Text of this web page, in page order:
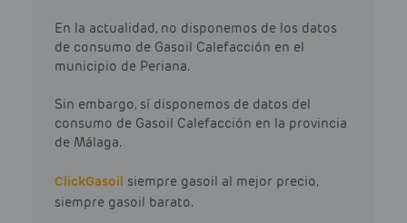
En la actualidad, no disponemos de los datos
de consumo de Gasoil Calefacción en el
municipio de Periana.
Sin embargo, sí disponemos de datos del
consumo de Gasoil Calefacción en la provincia
de Málaga.
ClickGasoil siempre gasoil al mejor precio,
siempre gasoil barato.